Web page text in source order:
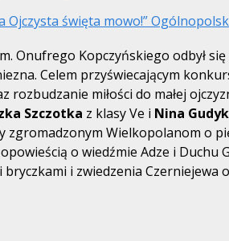
Ojczysta święta mowo!”
Onufrego Kopczyńskiego odbył
Celem przyświecającym
rozbudzanie miłości do małej
Szczotka z klasy Ve i Nina Gudyk
zgromadzonym Wielkopolanom o
o wiedźmie Adze i
i zwiedzenia